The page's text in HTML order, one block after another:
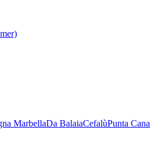
MarbellaDa BalaiaCefalùPunta Cana